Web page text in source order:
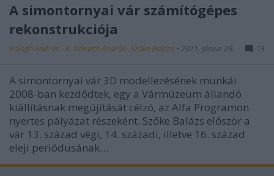
A simontornyai vár számítógépes
rekonstrukciója
Balogh András - K. Németh András- Szőke Balázs • 2011. június 29. 13
A simontornyai vár 3D modellezésének munkái
2008-ban kezdődtek, egy a Vármúzeum állandó
kiállításnak megújítását célzó, az Alfa Programon
nyertes pályázat részeként. Szőke Balázs először a
vár 13. század végi, 14. századi, illetve 16. század
eleji periódusának…